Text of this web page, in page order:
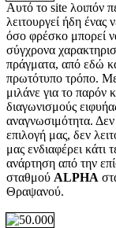
Αυτό το site λοιπόν
λειτουργεί ήδη ένας
όσο φρέσκο μπορεί
σύγχρονα
πράγματα, από εδώ
πρωτότυπο τρόπο. Με
μιλάνε για το παρόν
διαγωνισμούς
αναγνωσιμότητα.
επιλογή μας, δεν
μας ενδιαφέρει κάτι
ανάρτηση από την
σταθμού ALPHA
Θραψανού.